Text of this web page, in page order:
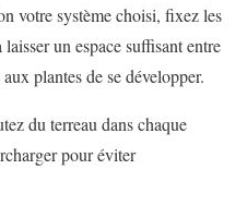
votre système choisi, fixez les
un espace suffisant entre
plantes de se développer.
du terreau dans chaque
pour éviter